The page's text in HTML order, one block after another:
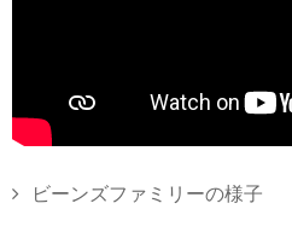
ビーンズファミリーの様子